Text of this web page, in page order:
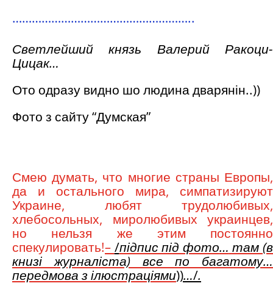
………………………………………………..
Светлейший князь Валерий Ракоци-
Цицак…
Ото одразу видно шо людина дварянін..))
Фото з сайту “Думская”
Смею думать, что многие страны Европы,
да и остального мира, симпатизируют
Украине, любят трудолюбивых,
хлебосольных, миролюбивых украинцев,
но нельзя же этим постоянно
спекулировать!– /підпис під фото… там (в
книзі журналіста) все по багатому…
передмова з ілюстраціями))…/.